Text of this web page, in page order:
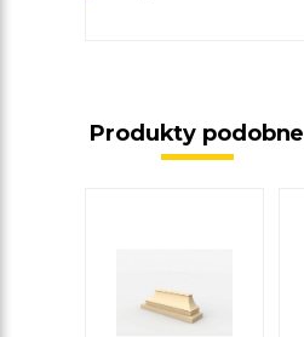
Produkty podobne